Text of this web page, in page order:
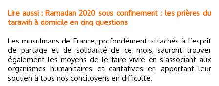
Lire aussi : Ramadan 2020 sous confinement : les prières du
tarawih à domicile en cinq questions
Les musulmans de France, profondément attachés à l’esprit
de partage et de solidarité de ce mois, sauront trouver
également les moyens de le faire vivre en s’associant aux
organismes humanitaires et caritatives en apportant leur
soutien à tous nos concitoyens en difficulté.